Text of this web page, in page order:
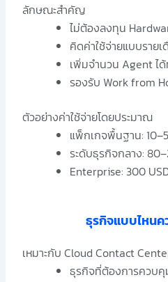
ลักษณะสำคัญ
ไม่ต้องลงทุน
คิดค่าใช้จ่ายแบบราย
เพิ่มจำนวน Agent ไ
รองรับ Work from
ตัวอย่างค่าใช้จ่ายโดยประมาณ
แพ็กเกจพื้นฐาน:
ระดับธุรกิจกลาง:
Enterprise: 300
ธุรกิจแบบไหนค
เหมาะกับ Cloud Contact
ธุรกิจที่ต้องการควบ